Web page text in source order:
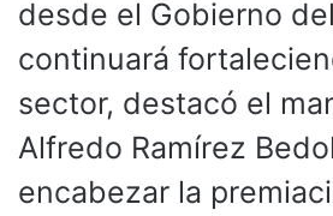
desde el Gobierno
continuará
sector, destacó el
Alfredo Ramírez
encabezar la